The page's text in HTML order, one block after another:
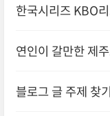
한국시리즈 KBO리그 팀 순위 알아보기, 경기 일정 한눈
연인이 갈만한 제
블로그 글 주제 찾